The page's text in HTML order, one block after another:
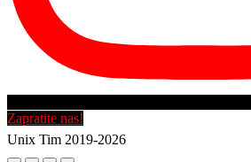
Zapratite nas!
Unix Tim 2019-2026